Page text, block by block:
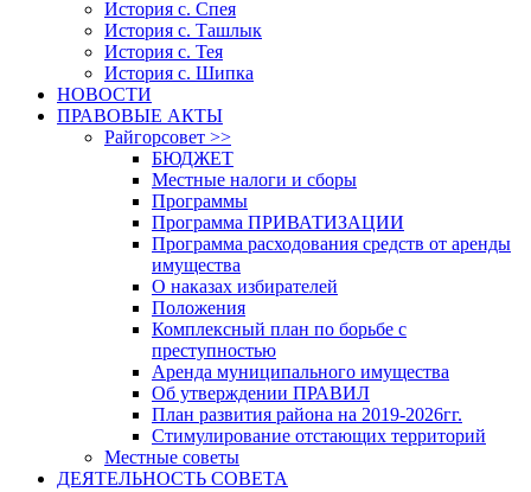
История с. Спея
История с. Ташлык
История с. Тея
История с. Шипка
НОВОСТИ
ПРАВОВЫЕ АКТЫ
Райгорсовет >>
БЮДЖЕТ
Местные налоги и сборы
Программы
Программа ПРИВАТИЗАЦИИ
Программа расходования средств от аренды
имущества
О наказах избирателей
Положения
Комплексный план по борьбе с
преступностью
Аренда муниципального имущества
Об утверждении ПРАВИЛ
План развития района на 2019-2026гг.
Стимулирование отстающих территорий
Местные советы
ДЕЯТЕЛЬНОСТЬ СОВЕТА